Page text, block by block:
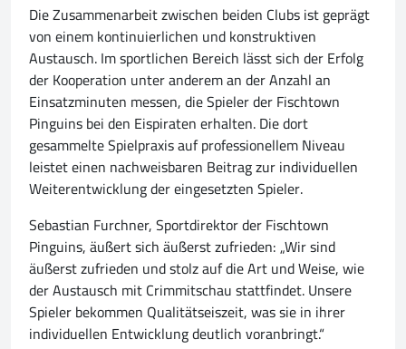
Die Zusammenarbeit zwischen beiden Clubs ist geprägt
von einem kontinuierlichen und konstruktiven
Austausch. Im sportlichen Bereich lässt sich der Erfolg
der Kooperation unter anderem an der Anzahl an
Einsatzminuten messen, die Spieler der Fischtown
Pinguins bei den Eispiraten erhalten. Die dort
gesammelte Spielpraxis auf professionellem Niveau
leistet einen nachweisbaren Beitrag zur individuellen
Weiterentwicklung der eingesetzten Spieler.
Sebastian Furchner, Sportdirektor der Fischtown
Pinguins, äußert sich äußerst zufrieden: „Wir sind
äußerst zufrieden und stolz auf die Art und Weise, wie
der Austausch mit Crimmitschau stattfindet. Unsere
Spieler bekommen Qualitätseiszeit, was sie in ihrer
individuellen Entwicklung deutlich voranbringt.“